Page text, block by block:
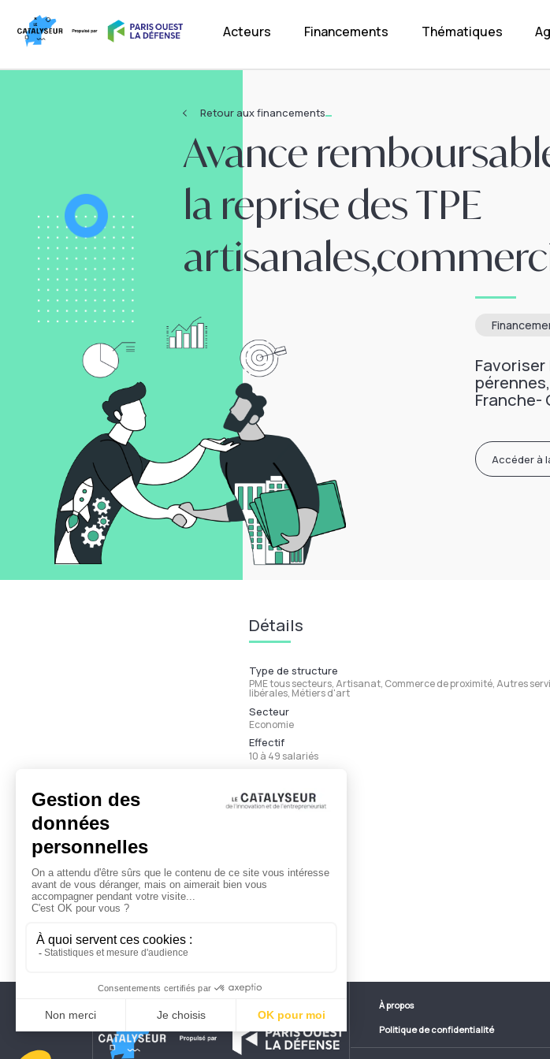
Acteurs Financements Thématiques
Retour aux financements
Avance
la reprise des TPE
Franche-
Accéder à
Détails
Type de structure
PME tous secteurs, Artisanat, Commerce de proximité, Autres
libérales, Métiers d'art
Secteur
Economie
Effectif
10 à 49 salariés
À propos
Politique de confidentialité